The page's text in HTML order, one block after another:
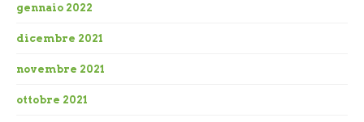
gennaio 2022
dicembre 2021
novembre 2021
ottobre 2021